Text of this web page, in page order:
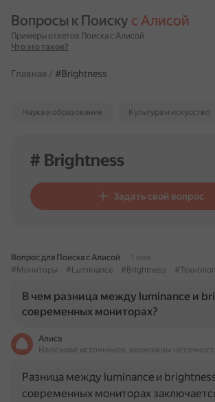
Вопросы к Поиску с Алисой
Примеры ответов Поиска с Алисой
Что это такое?
Главная / #Brightness
Наука и образование Культура и искусство
# Brightness
Задать свой вопрос
Вопрос для Поиска с Алисой
1 мая
#Мониторы
#Luminance #Brightness
В чем разница между luminance и
современных мониторах?
Алиса
На основе источников, возможны
Разница между luminance и
современных мониторах